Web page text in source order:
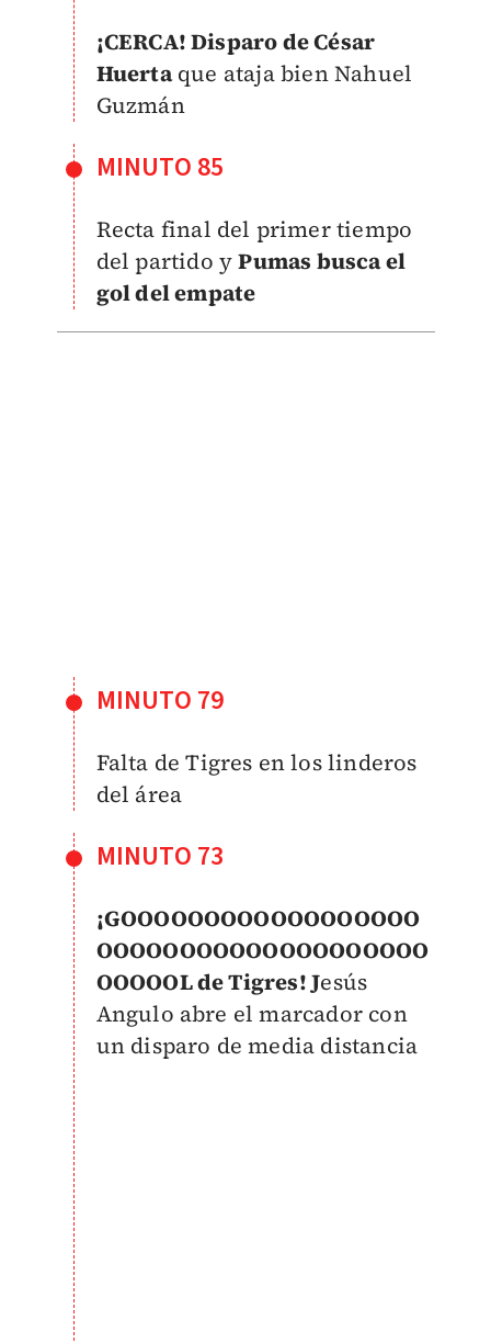
¡CERCA! Disparo de César
Huertaque ataja bien Nahuel
Guzmán
MINUTO 85
Recta final del primer tiempo
del partido yPumas busca el
gol del empate
MINUTO 79
Falta de Tigres en los linderos
del área
MINUTO 73
¡GOOOOOOOOOOOOOOOOOO
OOOOOOOOOOOOOOOOOOOO
OOOOOL de Tigres! Jesús
Angulo abre el marcador con
un disparo de media distancia